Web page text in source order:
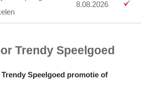
8.08.2026
Trendy Speelgoed
Speelgoed promotie of